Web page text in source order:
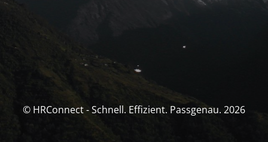
© HRConnect - Schnell. Effizient. Passgenau. 2026